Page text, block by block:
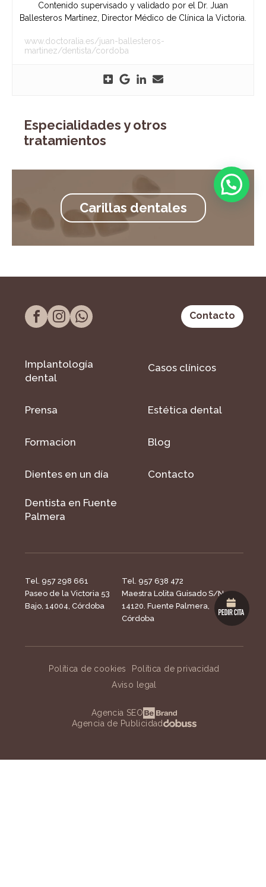
Contenido supervisado y validado por el Dr. Juan
Ballesteros Martínez, Director Médico de Clínica la Victoria.
www.doctoralia.es/juan-ballesteros-
martinez/dentista/cordoba
Especialidades y otros
tratamientos
Carillas dentales
Contacto
Implantología
dental
Casos clínicos
Prensa Estética dental
Formacion Blog
Dientes en un día Contacto
Dentista en Fuente
Palmera
Tel. 957 298 661
Paseo de la Victoria 53
Bajo, 14004, Córdoba
Tel. 957 638 472
Maestra Lolita Guisado S/N,
14120. Fuente Palmera,
Córdoba
Política de cookies
Política de privacidad
Aviso legal
Agencia SEO
Agencia de Publicidad